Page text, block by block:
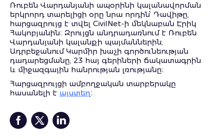
Ռուբեն Վարդանյանի ապօրինի կալանավորման
երկրորդ տարելիցի օրը նրա որդին՝ Դավիթը,
հարցազրույց է տվել CivilNet-ի մեկնաբան Էրիկ
Հակոբյանին։ Զրույցն անդրադառնում է Ռուբեն
Վարդանյանի կալանքի պայմաններին,
Ադրբեջանում Կարմիր խաչի գործունեության
դադարեցմանը, 23 հայ գերիների ճակատագրին
և միջազգային հանրության լռությանը։
Հարցազրույցի ամբողջական տարբերակը
հասանելի է այստեղ։